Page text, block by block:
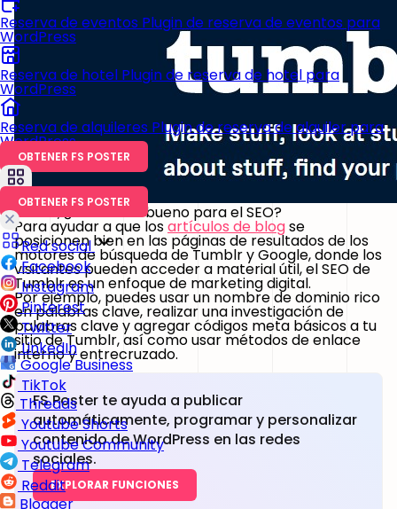
Reserva de eventos Plugin de reserva de eventos para
WordPress
Reserva de hotel Plugin de reserva de hotel para
WordPress
Reserva de alquileres Plugin de reserva de alquiler para
WordPress
OBTENER FS POSTER
OBTENER FS POSTER
Red social
Facebook
Instagram
Pinterest
Twitter
LinkedIn
Google Business
TikTok
Threads
Youtube Shorts
Youtube Community
Telegram
Reddit
Blogger
Bueno, ¿es Tumblr bueno para el SEO?
Para ayudar a que losartículos de blogse
posicionen bien en las páginas de resultados de los
motores de búsqueda de Tumblr y Google, donde los
visitantes pueden acceder a material útil, el SEO de
Tumblr es un enfoque de marketing digital.
Por ejemplo, puedes usar un nombre de dominio rico
en palabras clave, realizar una investigación de
palabras clave y agregar códigos meta básicos a tu
sitio de Tumblr, así como usar métodos de enlace
interno y entrecruzado.
FS Poster te ayuda a publicar
automáticamente, programar y personalizar
contenido de WordPress en las redes
sociales.
EXPLORAR FUNCIONES